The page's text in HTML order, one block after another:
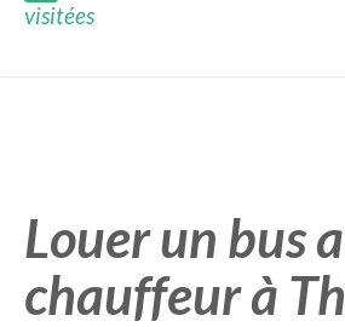
visitées
Louer un bus
chauffeur à